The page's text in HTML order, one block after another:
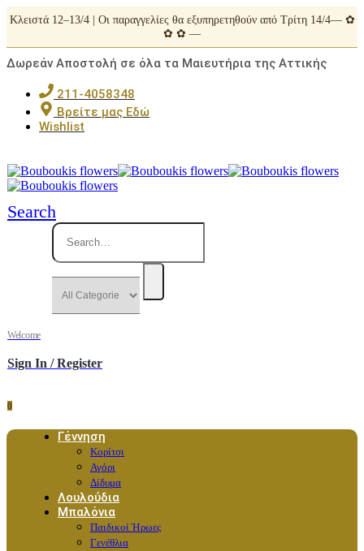
Κλειστά 12–13/4 | Οι παραγγελίες θα εξυπηρετηθούν από Τρίτη 14/4— ✿
✿ ✿ —
Δωρεάν Αποστολή σε όλα τα Μαιευτήρια της Αττικής
211-4058348
Βρείτε μας Εδώ
Wishlist
Search
Welcome
Sign In / Register
0
Γέννηση
Κορίτσι
Αγόρι
Δίδυμα
Λουλούδια
Μπαλόνια
Παιδικοί Ήρωες
Γενέθλια